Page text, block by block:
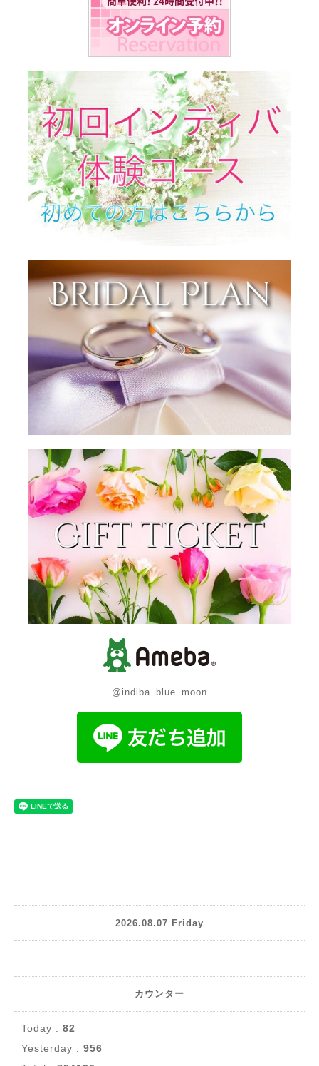
@indiba_blue_moon
2026.08.07 Friday
カウンター
Today : 82
Yesterday : 956